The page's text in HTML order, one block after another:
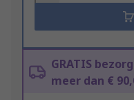
GRATIS
meer dan €